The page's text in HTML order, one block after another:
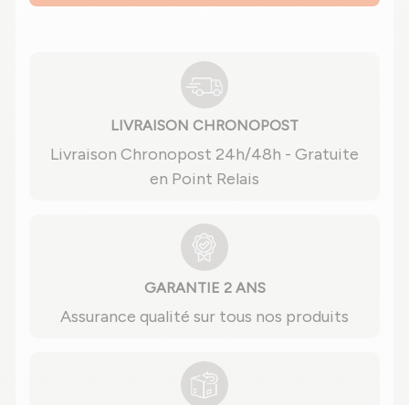
LIVRAISON CHRONOPOST
Livraison Chronopost 24h/48h - Gratuite
en Point Relais
GARANTIE 2 ANS
Assurance qualité sur tous nos produits